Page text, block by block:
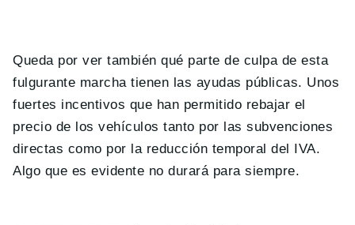
Queda por ver también qué parte de culpa de esta
fulgurante marcha tienen las ayudas públicas. Unos
fuertes incentivos que han permitido rebajar el
precio de los vehículos tanto por las subvenciones
directas como por la reducción temporal del IVA.
Algo que es evidente no durará para siempre.